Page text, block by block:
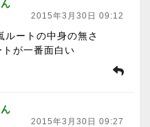
2015年3月30日 09:12
ートの中身の無さ
が一番面白い
2015年3月30日 09:27